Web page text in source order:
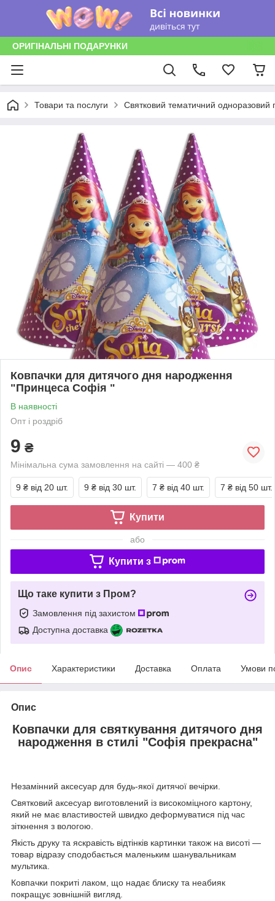
ОРИГІНАЛЬНІ ПОДАРУНКИ
Товари та послуги Святковий тематичний одноразовий
Ковпачки для дитячого дня народження
"Принцеса Софія "
В наявності
Опт і роздріб
9 ₴
Мінімальна сума замовлення на сайті — 400 ₴
9 ₴ від 20 шт. 9 ₴ від 30 шт. 7 ₴ від 40 шт. 7 ₴ від 50 шт.
Купити
або
Купити з
Що таке купити з Пром?
Замовлення під захистом
Доступна доставка
Опис Характеристики Доставка Оплата Умови
Опис
Ковпачки для святкування дитячого дня
народження в стилі "Софія прекрасна"
Незамінний аксесуар для будь-якої дитячої вечірки.
Святковий аксесуар виготовлений із високоміцного картону,
який не має властивостей швидко деформуватися під час
зіткнення з вологою.
Якість друку та яскравість відтінків картинки також на висоті —
товар відразу сподобається маленьким шанувальникам
мультика.
Ковпачки покриті лаком, що надає блиску та неабияк
покращує зовнішній вигляд.